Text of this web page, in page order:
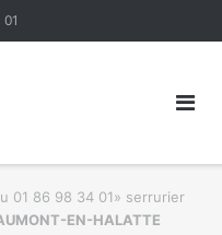
01 86 98 34 01» serrurier
EN-HALATTE